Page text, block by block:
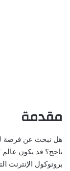
مقدمة
هل تبحث عن فرصة
بروتوكول الإنترنت